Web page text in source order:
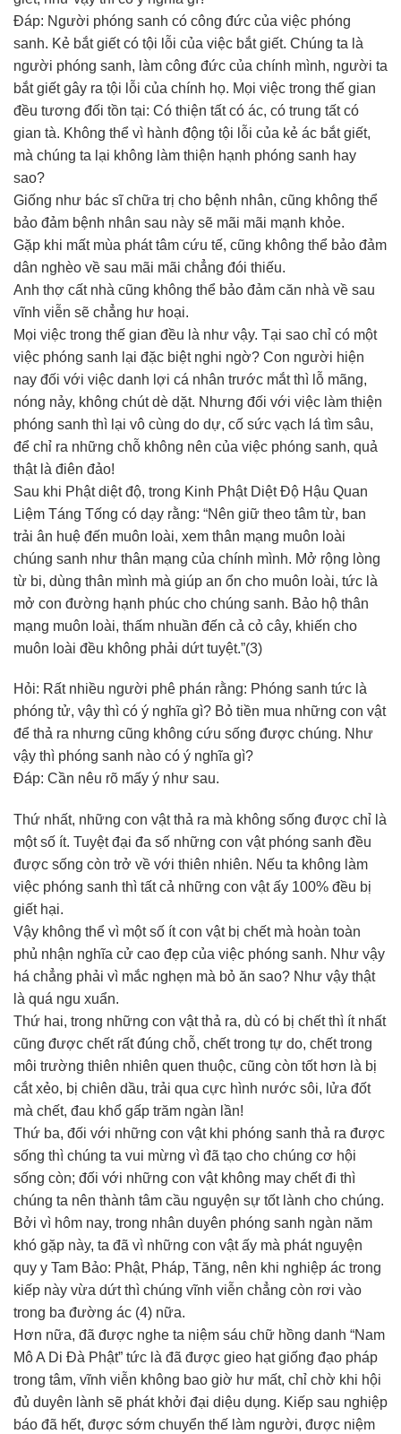
Đáp: Người phóng sanh có công đức của việc phóng
sanh. Kẻ bắt giết có tội lỗi của việc bắt giết. Chúng ta là
người phóng sanh, làm công đức của chính mình, người ta
bắt giết gây ra tội lỗi của chính họ. Mọi việc trong thế gian
đều tương đối tồn tại: Có thiện tất có ác, có trung tất có
gian tà. Không thể vì hành động tội lỗi của kẻ ác bắt giết,
mà chúng ta lại không làm thiện hạnh phóng sanh hay
sao?
Giống như bác sĩ chữa trị cho bệnh nhân, cũng không thể
bảo đảm bệnh nhân sau này sẽ mãi mãi mạnh khỏe.
Gặp khi mất mùa phát tâm cứu tế, cũng không thể bảo đảm
dân nghèo về sau mãi mãi chẳng đói thiếu.
Anh thợ cất nhà cũng không thể bảo đảm căn nhà về sau
vĩnh viễn sẽ chẳng hư hoại.
Mọi việc trong thế gian đều là như vậy. Tại sao chỉ có một
việc phóng sanh lại đặc biệt nghi ngờ? Con người hiện
nay đối với việc danh lợi cá nhân trước mắt thì lỗ mãng,
nóng nảy, không chút dè dặt. Nhưng đối với việc làm thiện
phóng sanh thì lại vô cùng do dự, cố sức vạch lá tìm sâu,
để chỉ ra những chỗ không nên của việc phóng sanh, quả
thật là điên đảo!
Sau khi Phật diệt độ, trong Kinh Phật Diệt Độ Hậu Quan
Liệm Táng Tống có dạy rằng: “Nên giữ theo tâm từ, ban
trải ân huệ đến muôn loài, xem thân mạng muôn loài
chúng sanh như thân mạng của chính mình. Mở rộng lòng
từ bi, dùng thân mình mà giúp an ổn cho muôn loài, tức là
mở con đường hạnh phúc cho chúng sanh. Bảo hộ thân
mạng muôn loài, thấm nhuần đến cả cỏ cây, khiến cho
muôn loài đều không phải dứt tuyệt.”(3)
Hỏi: Rất nhiều người phê phán rằng: Phóng sanh tức là
phóng tử, vậy thì có ý nghĩa gì? Bỏ tiền mua những con vật
để thả ra nhưng cũng không cứu sống được chúng. Như
vậy thì phóng sanh nào có ý nghĩa gì?
Đáp: Cần nêu rõ mấy ý như sau.
Thứ nhất, những con vật thả ra mà không sống được chỉ là
một số ít. Tuyệt đại đa số những con vật phóng sanh đều
được sống còn trở về với thiên nhiên. Nếu ta không làm
việc phóng sanh thì tất cả những con vật ấy 100% đều bị
giết hại.
Vậy không thể vì một số ít con vật bị chết mà hoàn toàn
phủ nhận nghĩa cử cao đẹp của việc phóng sanh. Như vậy
há chẳng phải vì mắc nghẹn mà bỏ ăn sao? Như vậy thật
là quá ngu xuẩn.
Thứ hai, trong những con vật thả ra, dù có bị chết thì ít nhất
cũng được chết rất đúng chỗ, chết trong tự do, chết trong
môi trường thiên nhiên quen thuộc, cũng còn tốt hơn là bị
cắt xẻo, bị chiên dầu, trải qua cực hình nước sôi, lửa đốt
mà chết, đau khổ gấp trăm ngàn lần!
Thứ ba, đối với những con vật khi phóng sanh thả ra được
sống thì chúng ta vui mừng vì đã tạo cho chúng cơ hội
sống còn; đối với những con vật không may chết đi thì
chúng ta nên thành tâm cầu nguyện sự tốt lành cho chúng.
Bởi vì hôm nay, trong nhân duyên phóng sanh ngàn năm
khó gặp này, ta đã vì những con vật ấy mà phát nguyện
quy y Tam Bảo: Phật, Pháp, Tăng, nên khi nghiệp ác trong
kiếp này vừa dứt thì chúng vĩnh viễn chẳng còn rơi vào
trong ba đường ác (4) nữa.
Hơn nữa, đã được nghe ta niệm sáu chữ hồng danh “Nam
Mô A Di Đà Phật” tức là đã được gieo hạt giống đạo pháp
trong tâm, vĩnh viễn không bao giờ hư mất, chỉ chờ khi hội
đủ duyên lành sẽ phát khởi đại diệu dụng. Kiếp sau nghiệp
báo đã hết, được sớm chuyển thế làm người, được niệm